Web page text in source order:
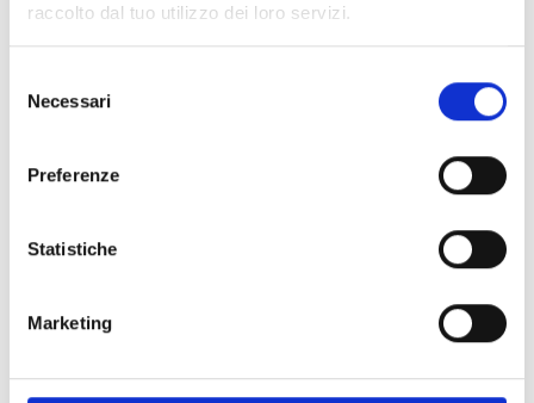
raccolto dal tuo utilizzo dei loro servizi.
delNecessari
Preferenze
Statistiche
Marketing